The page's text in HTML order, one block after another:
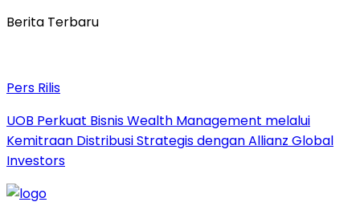
Berita Terbaru
Pers Rilis
UOB Perkuat Bisnis Wealth Management melalui
Kemitraan Distribusi Strategis dengan Allianz Global
Investors